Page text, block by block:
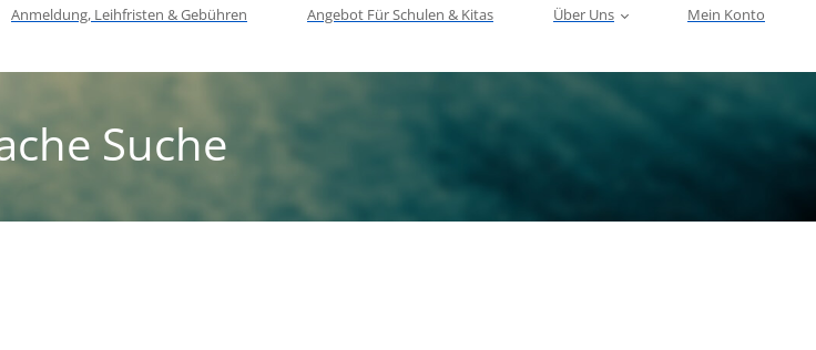
Anmeldung, Leihfristen & Gebühren Angebot Für Schulen & Kitas Über Uns Mein Konto
Suche